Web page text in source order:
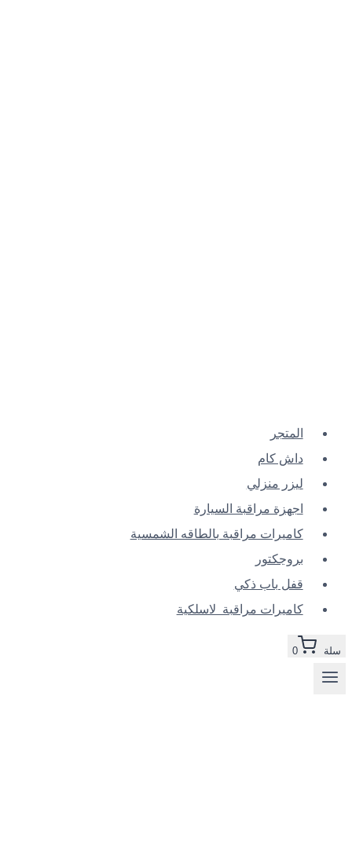
المتجر
داش كام
ليزر منزلي
اجهزة مراقبة السيارة
كاميرات مراقبة بالطاقه الشمسية
بروجكتور
قفل باب ذكي
كاميرات مراقبة لاسلكية
سلة 0